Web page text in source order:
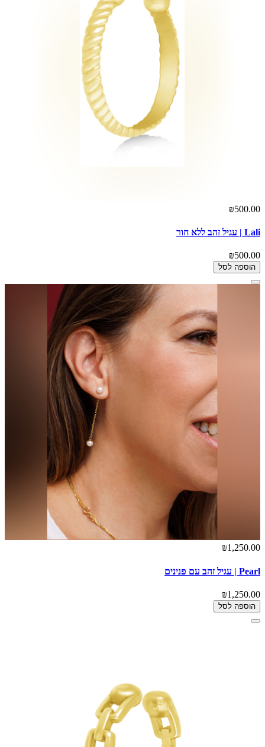
₪500.00
Lali | עגיל זהב ללא חור
₪500.00
הוספה לסל
₪1,250.00
Pearl | עגיל זהב עם פנינים
₪1,250.00
הוספה לסל